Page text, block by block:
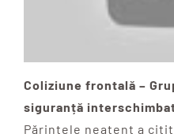
Coliziune frontală –
siguranță
Părintele neatent a